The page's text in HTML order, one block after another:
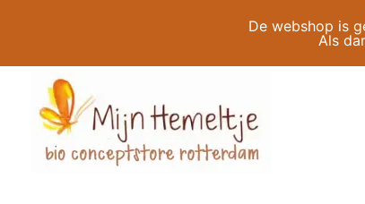
De webshop is
Als